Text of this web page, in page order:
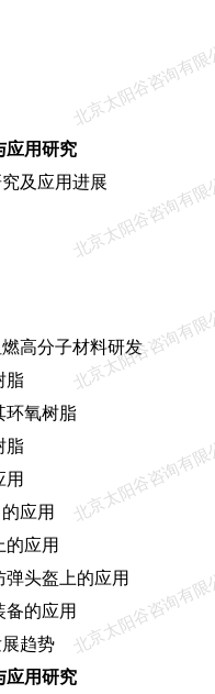
应用研究
及应用进展
高分子材料研发
氧树脂
应用
应用
盔上的应用
的应用
趋势
应用研究
北京太阳谷咨询
北京太阳谷咨询有
北京太阳谷咨询有
北京太阳谷咨询
北京太阳谷咨询有